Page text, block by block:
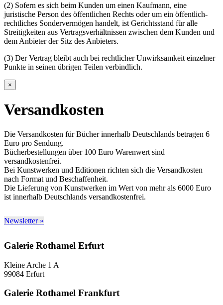
(2) Sofern es sich beim Kunden um einen Kaufmann, eine
juristische Person des öffentlichen Rechts oder um ein öffentlich-
rechtliches Sondervermögen handelt, ist Gerichtsstand für alle
Streitigkeiten aus Vertragsverhältnissen zwischen dem Kunden und
dem Anbieter der Sitz des Anbieters.
(3) Der Vertrag bleibt auch bei rechtlicher Unwirksamkeit einzelner
Punkte in seinen übrigen Teilen verbindlich.
×
Versandkosten
Die Versandkosten für Bücher innerhalb Deutschlands betragen 6
Euro pro Sendung.
Bücherbestellungen über 100 Euro Warenwert sind
versandkostenfrei.
Bei Kunstwerken und Editionen richten sich die Versandkosten
nach Format und Beschaffenheit.
Die Lieferung von Kunstwerken im Wert von mehr als 6000 Euro
ist innerhalb Deutschlands versandkostenfrei.
Newsletter »
Galerie Rothamel Erfurt
Kleine Arche 1 A
99084 Erfurt
Galerie Rothamel Frankfurt